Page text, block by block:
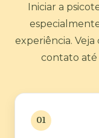
Iniciar a
experiência.
contato até
01